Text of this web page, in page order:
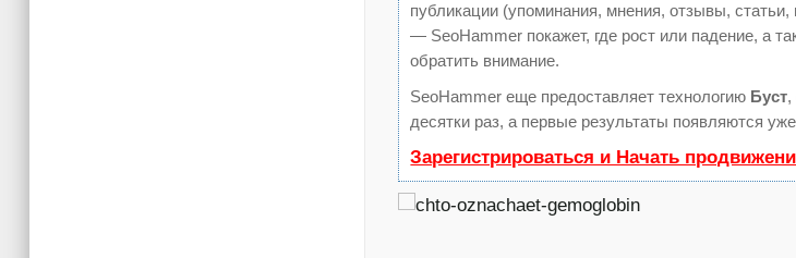
публикации (упоминания, мнения, отзывы, статьи,
— SeoHammer покажет, где рост или падение, а
обратить внимание.
SeoHammer еще предоставляет технологию Буст,
десятки раз, а первые результаты появляются
Зарегистрироваться и Начать